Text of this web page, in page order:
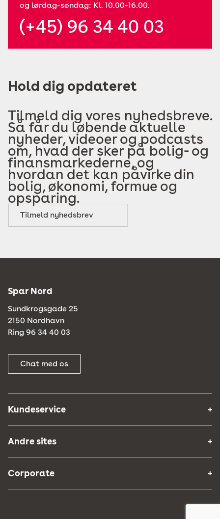
og lørdag-søndag: Kl. 10.00-16.00.
(+45) 96 34 40 03
Hold dig opdateret
Tilmeld dig vores nyhedsbreve.
Så får du løbende aktuelle
nyheder, videoer og podcasts
om, hvad der sker på bolig- og
finansmarkederne, og
hvordan det kan påvirke din
bolig, økonomi, formue og
opsparing.
Tilmeld nyhedsbrev
Spar Nord
Sundkrogsgade 25
2150 Nordhavn
Ring 96 34 40 03
Chat med os
Kundeservice
Andre sites
Corporate